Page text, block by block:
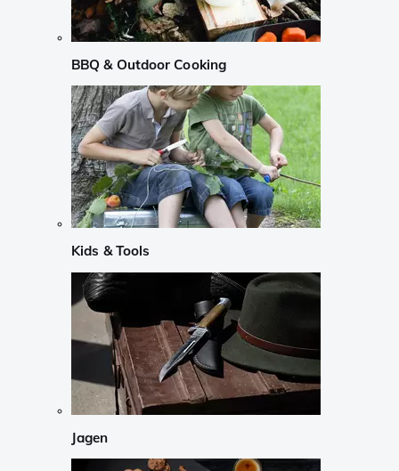
BBQ & Outdoor Cooking
Kids & Tools
Jagen